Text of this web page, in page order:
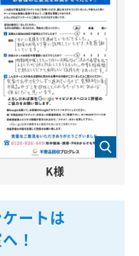
ートは
！
K様